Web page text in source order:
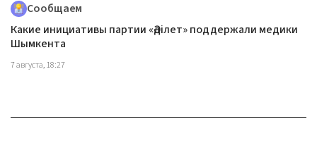
Сообщаем
Какие инициативы партии «Әділет» поддержали медики
Шымкента
7 августа, 18:27